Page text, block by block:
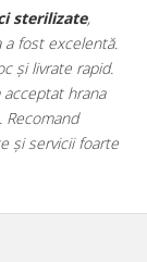
veterinară
Este foarte
pentru animalul
iar produsele au
organizat și foarte